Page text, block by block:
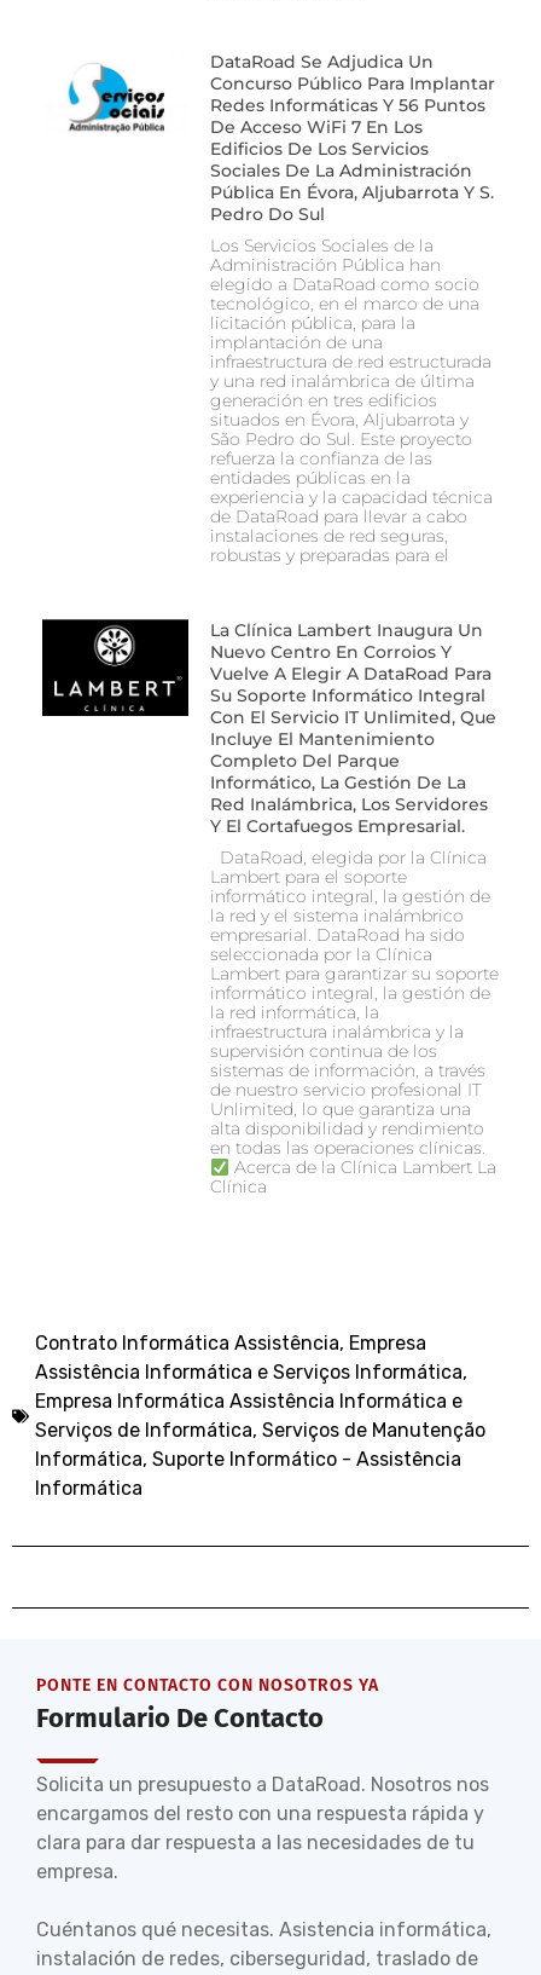
DataRoad Se Adjudica Un
Concurso Público Para Implantar
Redes Informáticas Y 56 Puntos
De Acceso WiFi 7 En Los
Edificios De Los Servicios
Sociales De La Administración
Pública En Évora, Aljubarrota Y S.
Pedro Do Sul
Los Servicios Sociales de la
Administración Pública han
elegido a DataRoad como socio
tecnológico, en el marco de una
licitación pública, para la
implantación de una
infraestructura de red estructurada
y una red inalámbrica de última
generación en tres edificios
situados en Évora, Aljubarrota y
São Pedro do Sul. Este proyecto
refuerza la confianza de las
entidades públicas en la
experiencia y la capacidad técnica
de DataRoad para llevar a cabo
instalaciones de red seguras,
robustas y preparadas para el
La Clínica Lambert Inaugura Un
Nuevo Centro En Corroios Y
Vuelve A Elegir A DataRoad Para
Su Soporte Informático Integral
Con El Servicio IT Unlimited, Que
Incluye El Mantenimiento
Completo Del Parque
Informático, La Gestión De La
Red Inalámbrica, Los Servidores
Y El Cortafuegos Empresarial.
DataRoad, elegida por la Clínica
Lambert para el soporte
informático integral, la gestión de
la red y el sistema inalámbrico
empresarial. DataRoad ha sido
seleccionada por la Clínica
Lambert para garantizar su soporte
informático integral, la gestión de
la red informática, la
infraestructura inalámbrica y la
supervisión continua de los
sistemas de información, a través
de nuestro servicio profesional IT
Unlimited, lo que garantiza una
alta disponibilidad y rendimiento
en todas las operaciones clínicas.
Acerca de la Clínica Lambert La
Clínica
Contrato Informática Assistência, Empresa
Assistência Informática e Serviços Informática,
Empresa Informática Assistência Informática e
Serviços de Informática, Serviços de Manutenção
Informática, Suporte Informático - Assistência
Informática
PONTE EN CONTACTO CON NOSOTROS YA
Formulario De Contacto
Solicita un presupuesto a DataRoad. Nosotros nos
encargamos del resto con una respuesta rápida y
clara para dar respuesta a las necesidades de tu
empresa.
Cuéntanos qué necesitas. Asistencia informática,
instalación de redes, ciberseguridad, traslado de